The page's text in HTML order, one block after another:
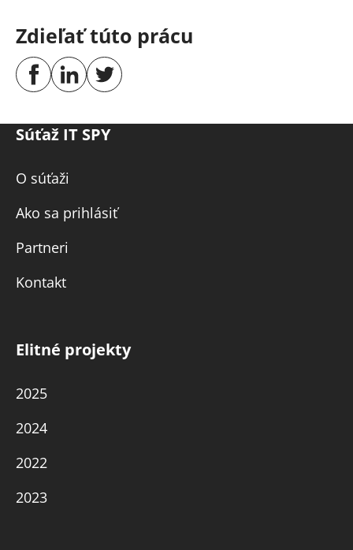
Zdieľať túto prácu
Súťaž IT SPY
O súťaži
Ako sa prihlásiť
Partneri
Kontakt
Elitné projekty
2025
2024
2022
2023